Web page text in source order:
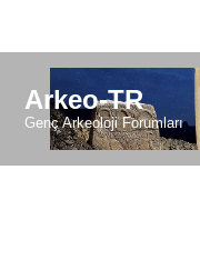
Arkeo-TR
Genç Arkeoloji Forumları